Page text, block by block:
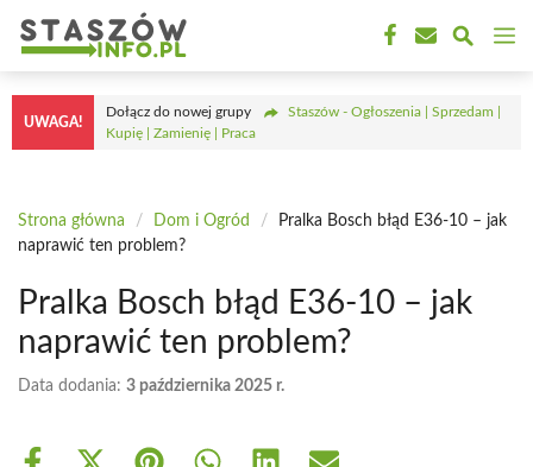
treści
UWAGA!
Dołącz do nowej grupy
Staszów - Ogłoszenia | Sprzedam |
Kupię | Zamienię | Praca
Strona główna / Dom i Ogród /
Pralka Bosch błąd E36-10 – jak
naprawić ten problem?
Pralka Bosch błąd E36-10 – jak
naprawić ten problem?
Data dodania: 3 października 2025 r.